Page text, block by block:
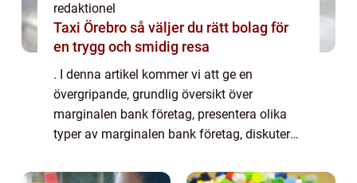
redaktionel
Taxi Örebro så väljer du rätt bolag för
en trygg och smidig resa
. I denna artikel kommer vi att ge en
övergripande, grundlig översikt över
marginalen bank företag, presentera olika
typer av marginalen bank företag, diskutera
historiska för- och nackdelar. Översikt över